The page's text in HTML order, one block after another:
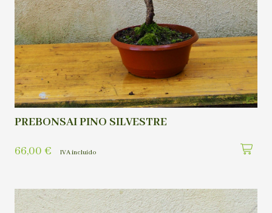
PREBONSAI PINO SILVESTRE
66,00 € IVA incluído